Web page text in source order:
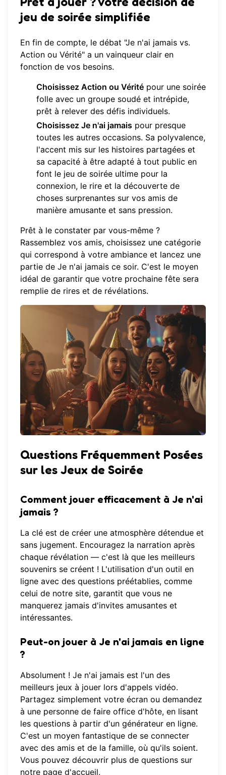
jeu de soirée simplifiée
En fin de compte, le débat "Je n'ai jamais vs.
Action ou Vérité" a un vainqueur clair en
fonction de vos besoins.
Choisissez Action ou Vérité pour une soirée
folle avec un groupe soudé et intrépide,
prêt à relever des défis individuels.
Choisissez Je n'ai jamais pour presque
toutes les autres occasions. Sa polyvalence,
l'accent mis sur les histoires partagées et
sa capacité à être adapté à tout public en
font le jeu de soirée ultime pour la
connexion, le rire et la découverte de
choses surprenantes sur vos amis de
manière amusante et sans pression.
Prêt à le constater par vous-même ?
Rassemblez vos amis, choisissez une catégorie
qui correspond à votre ambiance et lancez une
partie de Je n'ai jamais ce soir. C'est le moyen
idéal de garantir que votre prochaine fête sera
remplie de rires et de révélations.
Questions Fréquemment Posées
sur les Jeux de Soirée
Comment jouer efficacement à Je n'ai
jamais ?
La clé est de créer une atmosphère détendue et
sans jugement. Encouragez la narration après
chaque révélation — c'est là que les meilleurs
souvenirs se créent ! L'utilisation d'un outil en
ligne avec des questions préétablies, comme
celui de notre site, garantit que vous ne
manquerez jamais d'invites amusantes et
intéressantes.
Peut-on jouer à Je n'ai jamais en ligne
?
Absolument ! Je n'ai jamais est l'un des
meilleurs jeux à jouer lors d'appels vidéo.
Partagez simplement votre écran ou demandez
à une personne de faire office d'hôte, en lisant
les questions à partir d'un générateur en ligne.
C'est un moyen fantastique de se connecter
avec des amis et de la famille, où qu'ils soient.
Vous pouvez découvrir plus de questions sur
notre page d'accueil.